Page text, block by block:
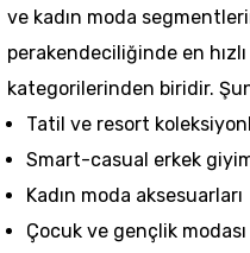
ve kadın moda
perakendeciliğinde en
kategorilerinden biridir.
Tatil ve resort
Smart-casual erkek
Kadın moda aksesuarları
Çocuk ve gençlik modası